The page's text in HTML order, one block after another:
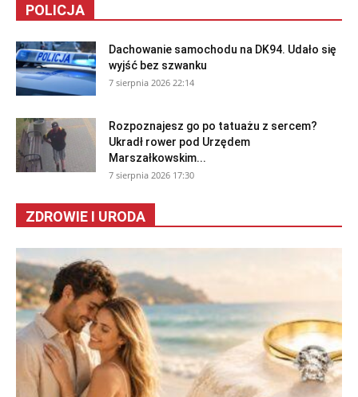
POLICJA
Dachowanie samochodu na DK94. Udało się
wyjść bez szwanku
7 sierpnia 2026 22:14
Rozpoznajesz go po tatuażu z sercem?
Ukradł rower pod Urzędem
Marszałkowskim...
7 sierpnia 2026 17:30
ZDROWIE I URODA